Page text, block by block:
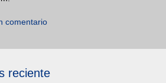
comentario
reciente